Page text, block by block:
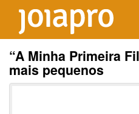
“A Minha Primeira
mais pequenos